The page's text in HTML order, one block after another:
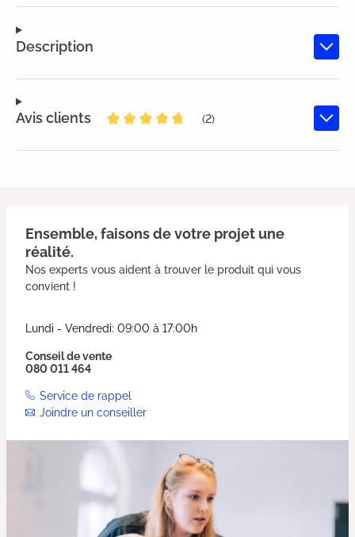
Description
Avis clients
(2)
Ensemble, faisons de votre projet une
réalité.
Nos experts vous aident à trouver le produit qui vous
convient !
Lundi - Vendredi: 09:00 à 17:00h
Conseil de vente
080 011 464
Service de rappel
Joindre un conseiller